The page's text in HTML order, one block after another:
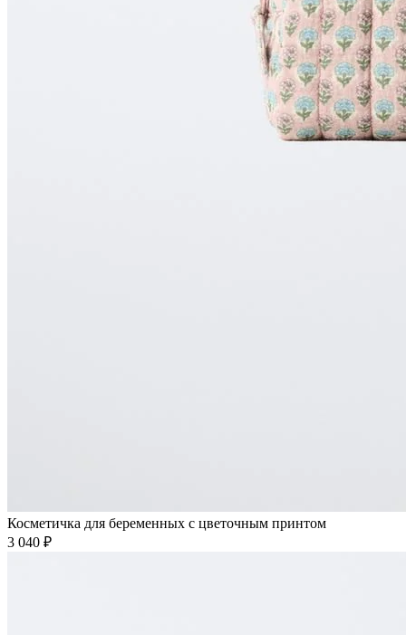
Косметичка для беременных с цветочным принтом
3 040 ₽